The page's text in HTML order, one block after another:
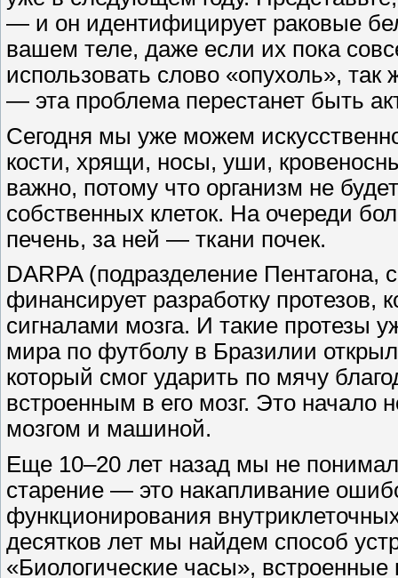
— ​и он идентифицирует раковые
вашем теле, даже если их пока
использовать слово «опухоль»,
— ​эта проблема перестанет быть
Сегодня мы уже можем
кости, хрящи, носы, уши,
важно, потому что организм не
собственных клеток. На очереди
печень, за ней — ​ткани почек.
DARPA (подразделение Пентагона,
финансирует разработку протезов,
сигналами мозга. И такие протезы
мира по футболу в Бразилии
который смог ударить по мячу
встроенным в его мозг. Это
мозгом и машиной.
Еще 10–20 лет назад мы не
старение — ​это накапливание
функционирования
десятков лет мы найдем способ
«Биологические часы»,